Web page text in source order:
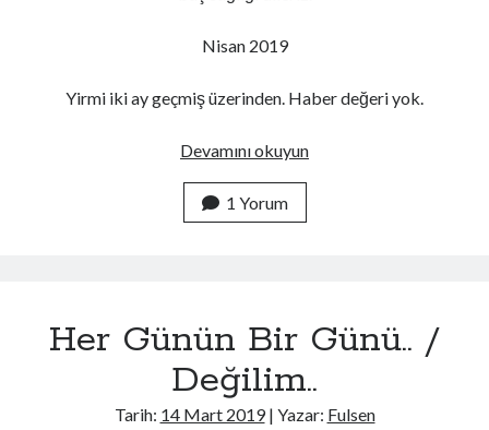
Nisan 2019
Yirmi iki ay geçmiş üzerinden. Haber değeri yok.
Devamını okuyunAcı
1 Yorum
Her Günün Bir Günü.. /
Değilim..
Tarih: 14 Mart 2019| Yazar: Fulsen